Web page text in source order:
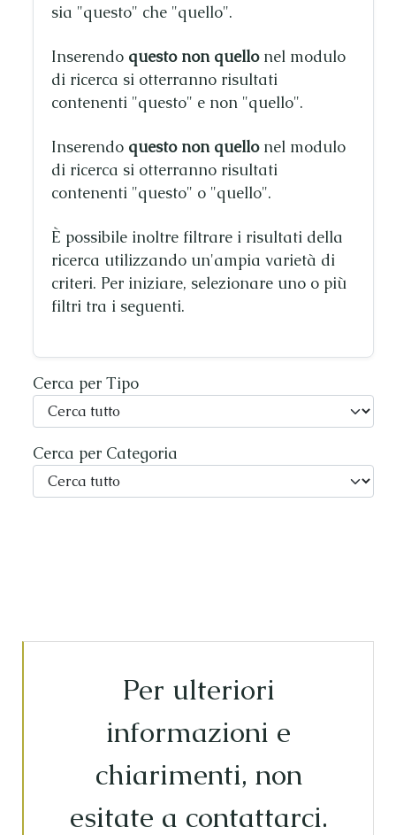
sia "questo" che "quello".
Inserendo questo non quellonel modulo
di ricerca si otterranno risultati
contenenti "questo" e non "quello".
Inserendo questo non quellonel modulo
di ricerca si otterranno risultati
contenenti "questo" o "quello".
È possibile inoltre filtrare i risultati della
ricerca utilizzando un'ampia varietà di
criteri. Per iniziare, selezionare uno o più
filtri tra i seguenti.
Cerca per Tipo
Cerca per Categoria
Per ulteriori
informazioni e
chiarimenti, non
esitate a contattarci.